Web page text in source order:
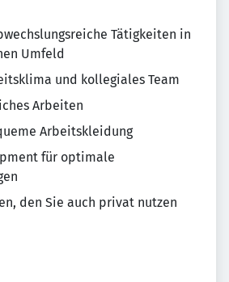
Tätigkeiten in
Umfeld
und kollegiales Team
Arbeiten
Arbeitskleidung
für optimale
den Sie auch privat nutzen